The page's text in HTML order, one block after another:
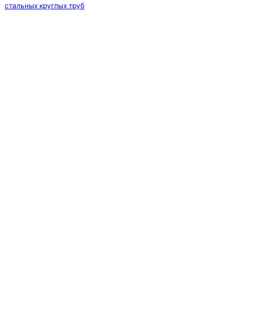
стальных круглых труб